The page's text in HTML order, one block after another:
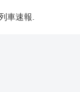
車速報.